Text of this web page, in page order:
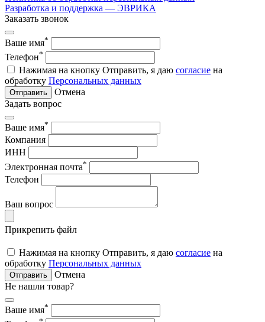
Разработка и поддержка — ЭВРИКА
Заказать звонок
Ваше имя*
Телефон*
Нажимая на кнопку Отправить, я даю согласие на
обработку Персональных данных
Отправить
Отмена
Задать вопрос
Ваше имя*
Компания
ИНН
Электронная почта*
Телефон
Ваш вопрос
Прикрепить файл
Нажимая на кнопку Отправить, я даю согласие на
обработку Персональных данных
Отправить
Отмена
Не нашли товар?
Ваше имя*